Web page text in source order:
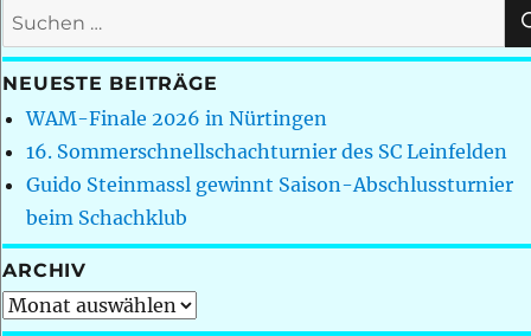
Suchen
nach:
NEUESTE BEITRÄGE
WAM-Finale 2026 in Nürtingen
16. Sommerschnellschachturnier des SC Leinfelden
Guido Steinmassl gewinnt Saison-Abschlussturnier
beim Schachklub
ARCHIV
Archiv